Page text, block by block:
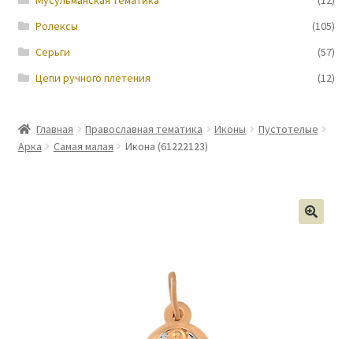
Ролексы
(105)
Серьги
(57)
Цепи ручного плетения
(12)
Главная Православная тематика Иконы
Пустотелые
Арка
Самая малая Икона (61222123)